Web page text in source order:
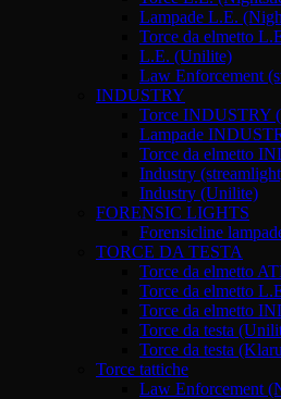
Lampade L.E.
Torce da elmetto
L.E. (Unilite)
Law Enforcement
INDUSTRY
Torce INDUSTRY
Lampade
Torce da elmetto
Industry
Industry (Unilite)
FORENSIC LIGHTS
Forensicline
TORCE DA TESTA
Torce da elmetto
Torce da elmetto
Torce da elmetto
Torce da testa
Torce da testa
Torce tattiche
Law Enforcement